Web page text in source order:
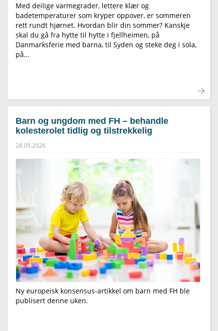
Med deilige varmegrader, lettere klær og
badetemperaturer som kryper oppover, er sommeren
rett rundt hjørnet. Hvordan blir din sommer? Kanskje
skal du gå fra hytte til hytte i fjellheimen, på
Danmarksferie med barna, til Syden og steke deg i sola,
på...
Barn og ungdom med FH – behandle
kolesterolet tidlig og tilstrekkelig
28.05.2026
Ny europeisk konsensus-artikkel om barn med FH ble
publisert denne uken.